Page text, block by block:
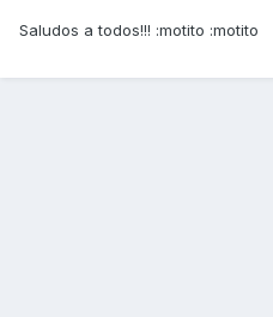
Saludos a todos!!! :motito :motito